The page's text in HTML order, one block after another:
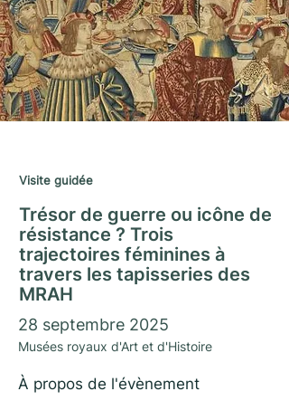
Visite guidée
Trésor de guerre ou icône de
résistance ? Trois
trajectoires féminines à
travers les tapisseries des
MRAH
28 septembre 2025
Musées royaux d'Art et d'Histoire
À propos de l'évènement